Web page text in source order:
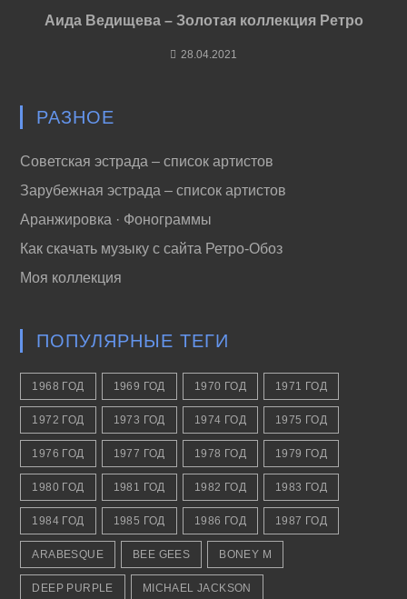
Аида Ведищева – Золотая коллекция Ретро
28.04.2021
РАЗНОЕ
Советская эстрада – список артистов
Зарубежная эстрада – список артистов
Аранжировка · Фонограммы
Как скачать музыку с сайта Ретро-Обоз
Моя коллекция
ПОПУЛЯРНЫЕ ТЕГИ
1968 ГОД 1969 ГОД 1970 ГОД 1971 ГОД
1972 ГОД 1973 ГОД 1974 ГОД 1975 ГОД
1976 ГОД 1977 ГОД 1978 ГОД 1979 ГОД
1980 ГОД 1981 ГОД 1982 ГОД 1983 ГОД
1984 ГОД 1985 ГОД 1986 ГОД 1987 ГОД
ARABESQUE BEE GEES BONEY M
DEEP PURPLE MICHAEL JACKSON